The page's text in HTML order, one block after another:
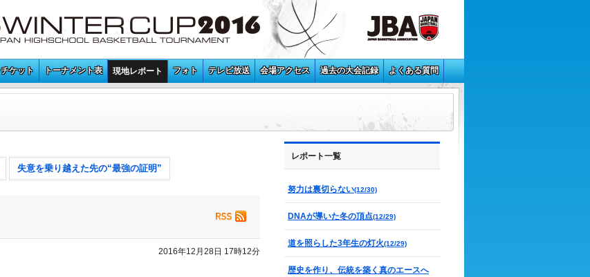
チケット トーナメント表 現地レポート フォト テレビ放送 会場アクセス 過去の大会記録 よくある質問
失意を乗り越えた先の“最強の証明”
2016年12月28日 17時12分
レポート一覧
努力は裏切らない(12/30)
DNAが導いた冬の頂点(12/29)
道を照らした3年生の灯火(12/29)
歴史を作り、伝統を築く真のエースへ